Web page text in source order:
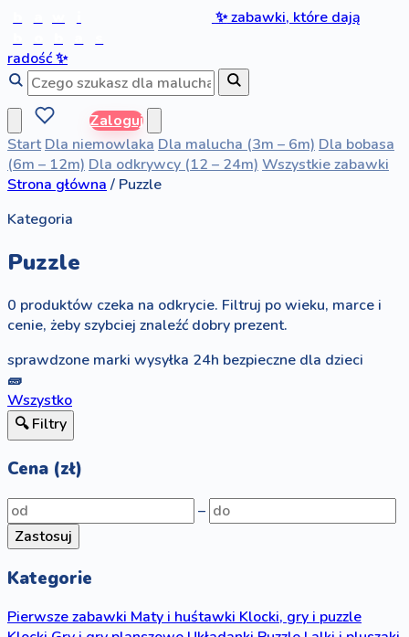
✨zabawki, które dają
radość✨
Zaloguj
Start Dla niemowlaka Dla malucha (3m – 6m) Dla bobasa
(6m – 12m) Dla odkrywcy (12 – 24m) Wszystkie zabawki
Strona główna / Puzzle
Kategoria
Puzzle
0 produktów czeka na odkrycie. Filtruj po wieku, marce i
cenie, żeby szybciej znaleźć dobry prezent.
sprawdzone marki wysyłka 24h bezpieczne dla dzieci
🧱
Wszystko
🔍 Filtry
Cena (zł)
–
Zastosuj
Kategorie
Pierwsze zabawkiMaty i huśtawkiKlocki, gry i puzzle